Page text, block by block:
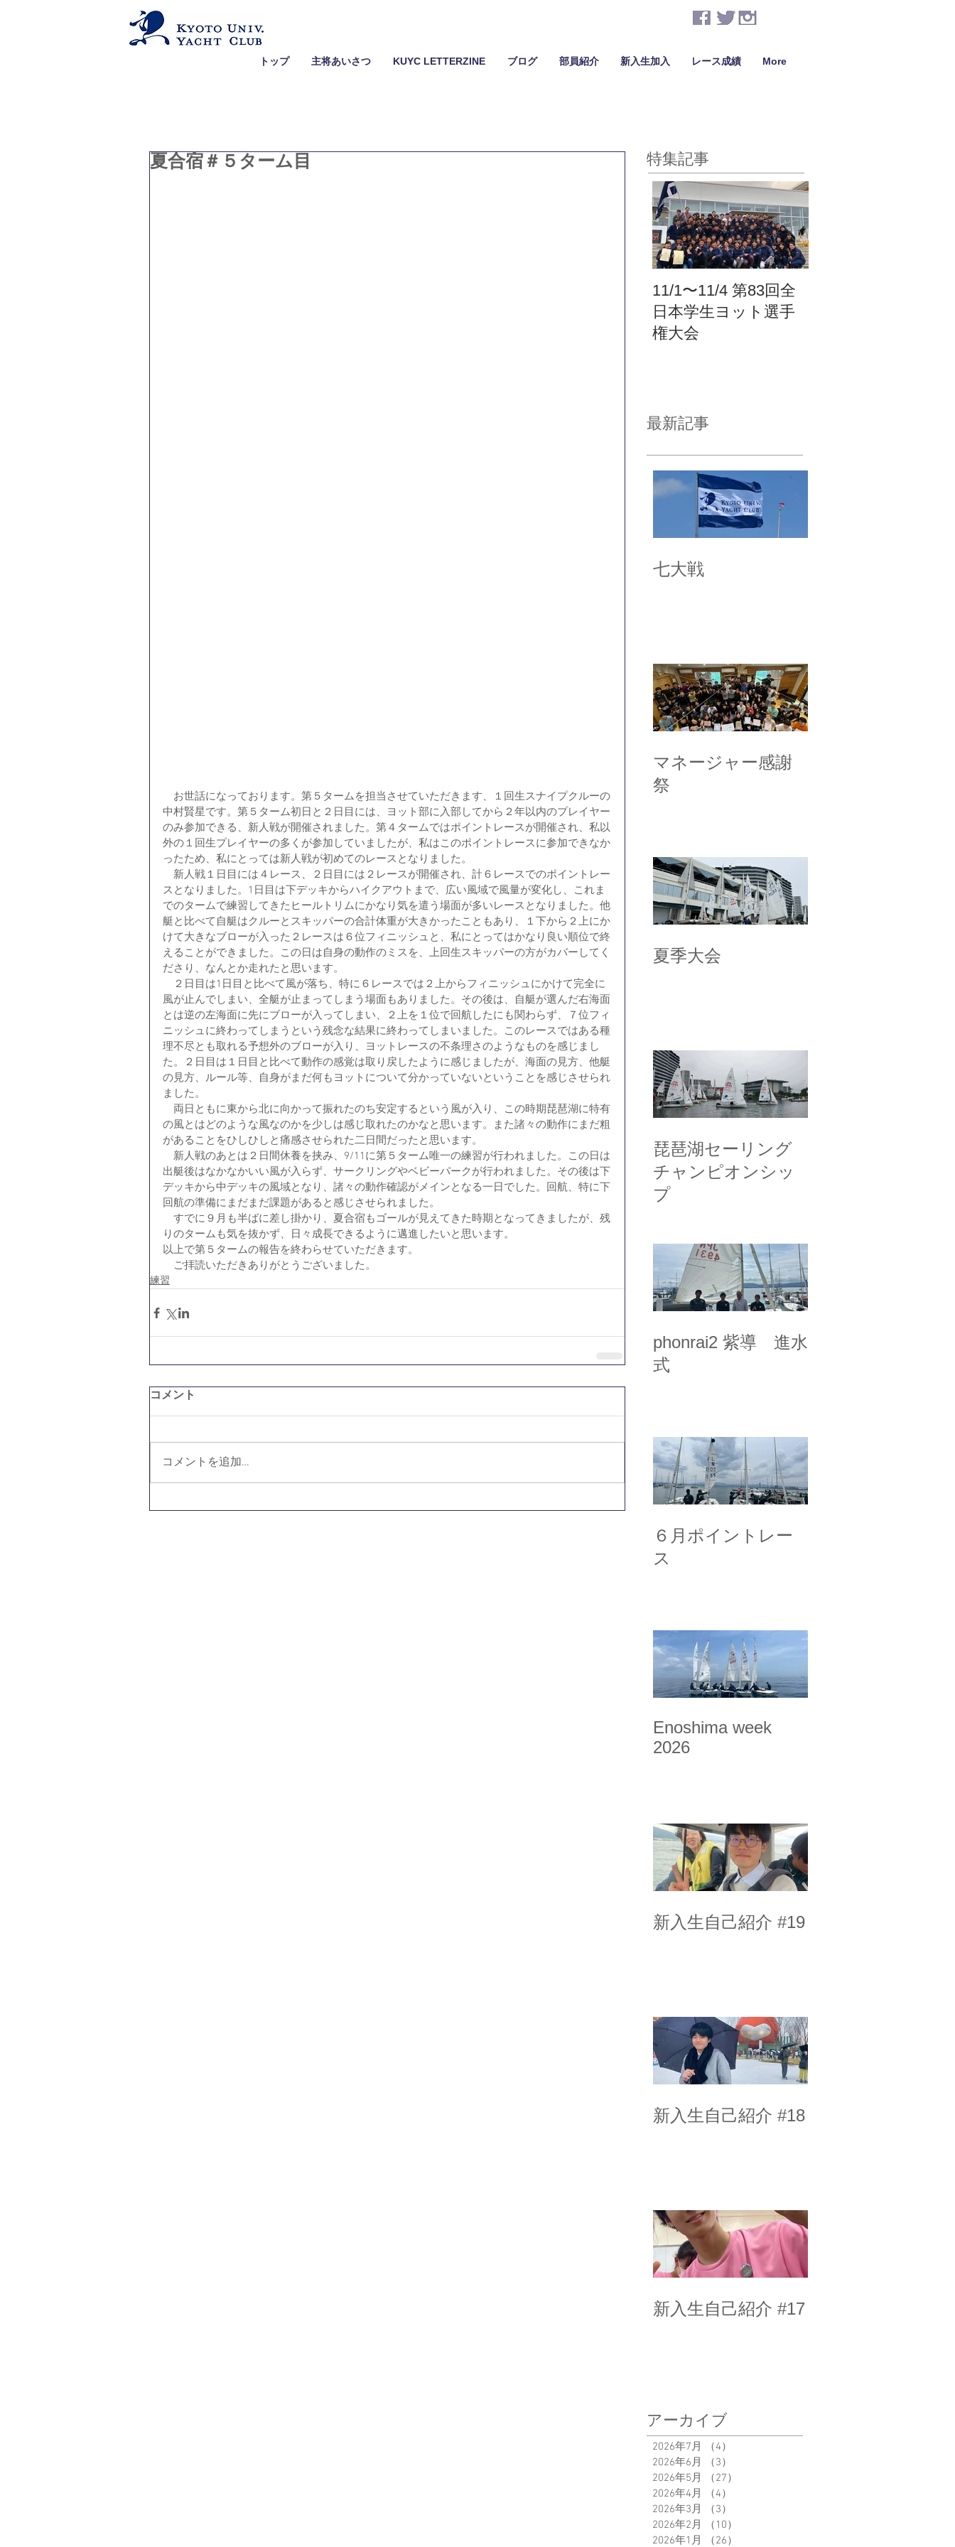
トップ 主将あいさつ KUYC LETTERZINE ブログ 部員紹介 新入生加入 レース成績 More
夏合宿＃５ターム目
お世話になっております。第５タームを担当させていただきます、１回生スナイプクルーの
中村賢星です。第５ターム初日と２日目には、ヨット部に入部してから２年以内のプレイヤー
のみ参加できる、新人戦が開催されました。第４タームではポイントレースが開催され、私以
外の１回生プレイヤーの多くが参加していましたが、私はこのポイントレースに参加できなか
ったため、私にとっては新人戦が初めてのレースとなりました。
新人戦１日目には４レース、２日目には２レースが開催され、計６レースでのポイントレー
スとなりました。1日目は下デッキからハイクアウトまで、広い風域で風量が変化し、これま
でのタームで練習してきたヒールトリムにかなり気を遣う場面が多いレースとなりました。他
艇と比べて自艇はクルーとスキッパーの合計体重が大きかったこともあり、１下から２上にか
けて大きなブローが入った２レースは６位フィニッシュと、私にとってはかなり良い順位で終
えることができました。この日は自身の動作のミスを、上回生スキッパーの方がカバーしてく
ださり、なんとか走れたと思います。
２日目は1日目と比べて風が落ち、特に６レースでは２上からフィニッシュにかけて完全に
風が止んでしまい、全艇が止まってしまう場面もありました。その後は、自艇が選んだ右海面
とは逆の左海面に先にブローが入ってしまい、２上を１位で回航したにも関わらず、７位フィ
ニッシュに終わってしまうという残念な結果に終わってしまいました。このレースではある種
理不尽とも取れる予想外のブローが入り、ヨットレースの不条理さのようなものを感じまし
た。２日目は１日目と比べて動作の感覚は取り戻したように感じましたが、海面の見方、他艇
の見方、ルール等、自身がまだ何もヨットについて分かっていないということを感じさせられ
ました。
両日ともに東から北に向かって振れたのち安定するという風が入り、この時期琵琶湖に特有
の風とはどのような風なのかを少しは感じ取れたのかなと思います。また諸々の動作にまだ粗
があることをひしひしと痛感させられた二日間だったと思います。
新人戦のあとは２日間休養を挟み、9/11に第５ターム唯一の練習が行われました。この日は
出艇後はなかなかいい風が入らず、サークリングやベビーパークが行われました。その後は下
デッキから中デッキの風域となり、諸々の動作確認がメインとなる一日でした。回航、特に下
回航の準備にまだまだ課題があると感じさせられました。
すでに９月も半ばに差し掛かり、夏合宿もゴールが見えてきた時期となってきましたが、残
りのタームも気を抜かず、日々成長できるように邁進したいと思います。
以上で第５タームの報告を終わらせていただきます。
ご拝読いただきありがとうございました。
練習
コメント
コメントを追加…
特集記事
11/1〜11/4 第83回全
日本学生ヨット選手
権大会
最新記事
七大戦
マネージャー感謝
祭
夏季大会
琵琶湖セーリング
チャンピオンシッ
プ
phonrai2 紫導 進水
式
６月ポイントレー
ス
Enoshima week
2026
新入生自己紹介 #19
新入生自己紹介 #18
新入生自己紹介 #17
アーカイブ
2026年7月 （4）
2026年6月
（3）
2026年5月
（27）
2026年4月
（4）
2026年3月
（3）
2026年2月
（10）
2026年1月
（26）